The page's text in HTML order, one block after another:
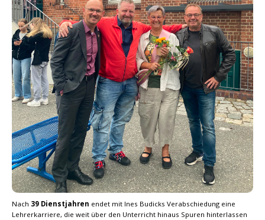
Nach 39 Dienstjahren endet mit Ines Budicks Verabschiedung eine
Lehrerkarriere, die weit über den Unterricht hinaus Spuren hinterlassen